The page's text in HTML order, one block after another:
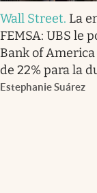
Wall Street. La
FEMSA: UBS le
Bank of
de 22% para la
Estephanie Suárez